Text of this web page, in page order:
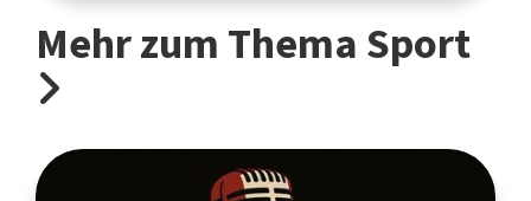
Mehr zum Thema Sport